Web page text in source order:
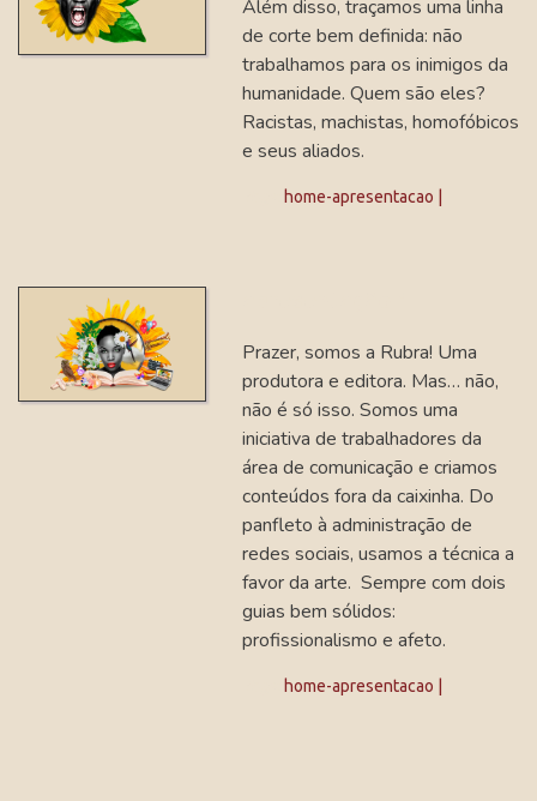
Além disso, traçamos uma linha
de corte bem definida: não
trabalhamos para os inimigos da
humanidade. Quem são eles?
Racistas, machistas, homofóbicos
e seus aliados.
home-apresentacao |
Prazer, somos a Rubra! Uma
produtora e editora. Mas… não,
não é só isso. Somos uma
iniciativa de trabalhadores da
área de comunicação e criamos
conteúdos fora da caixinha. Do
panfleto à administração de
redes sociais, usamos a técnica a
favor da arte. Sempre com dois
guias bem sólidos:
profissionalismo e afeto.
home-apresentacao |